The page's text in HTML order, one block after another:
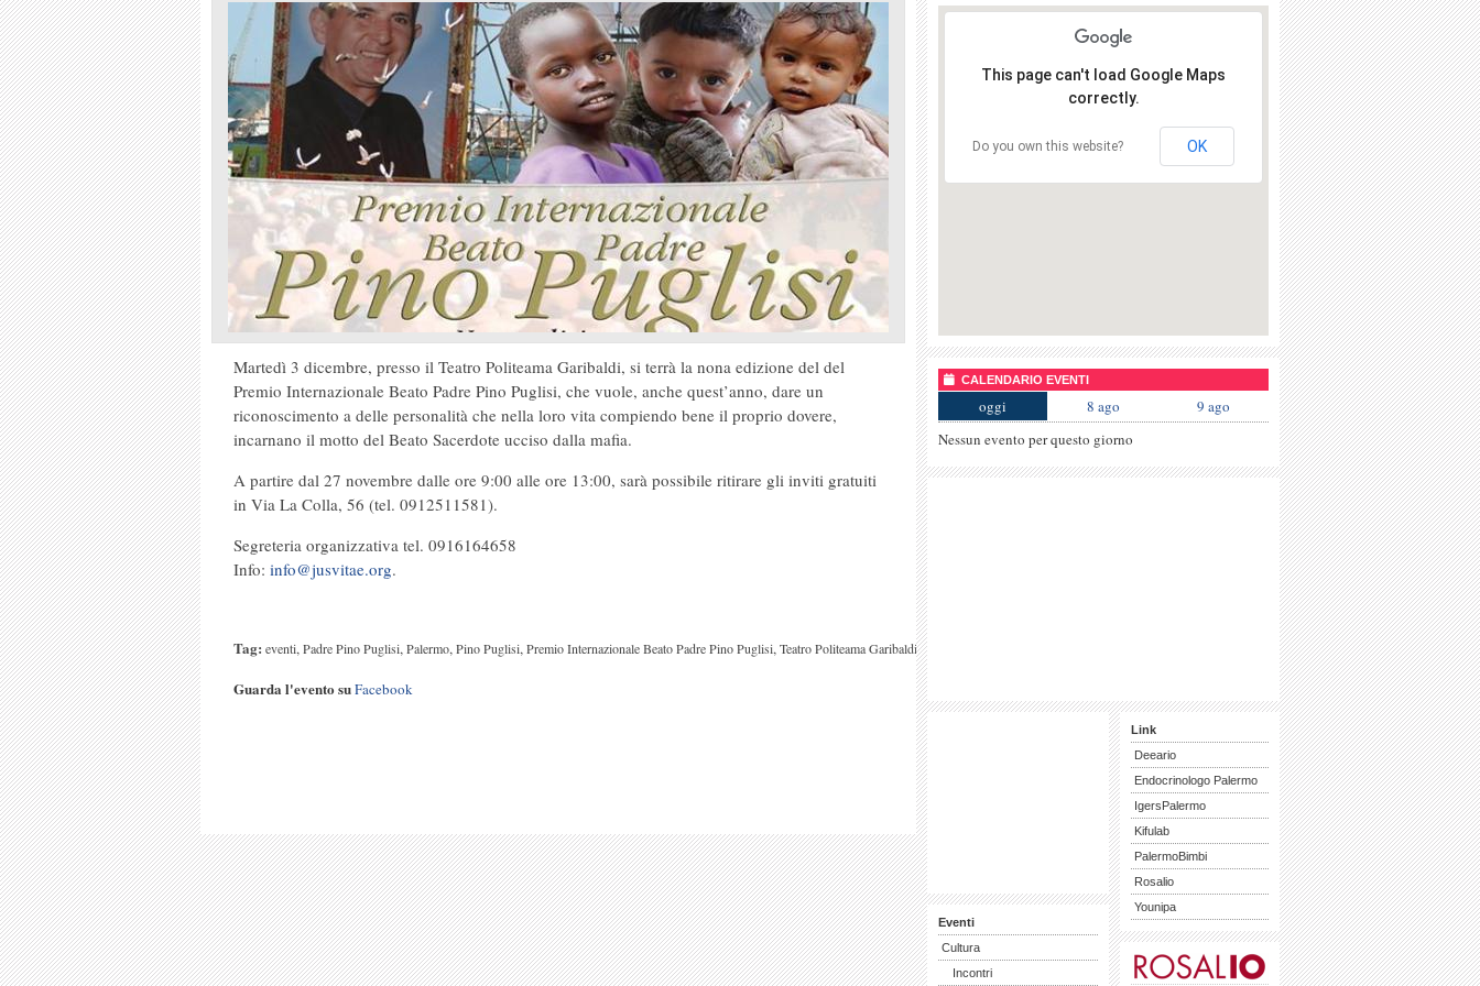
Martedì 3 dicembre, presso il Teatro Politeama Garibaldi, si terrà la nona edizione del del
Premio Internazionale Beato Padre Pino Puglisi, che vuole, anche quest’anno, dare un
riconoscimento a delle personalità che nella loro vita compiendo bene il proprio dovere,
incarnano il motto del Beato Sacerdote ucciso dalla mafia.
A partire dal 27 novembre dalle ore 9:00 alle ore 13:00, sarà possibile ritirare gli inviti gratuiti
in Via La Colla, 56 (tel. 0912511581).
Segreteria organizzativa tel. 0916164658
Info: info@jusvitae.org.
Tag: eventi,Padre Pino Puglisi,Palermo,Pino Puglisi,Premio Internazionale Beato Padre Pino Puglisi,Teatro Politeama Garibaldi
Guarda l'evento suFacebook
This page can't load Google Maps
correctly.
Do you own this website? OK
CALENDARIO EVENTI
oggi 8 ago
9 ago
Nessun evento per questo giorno
Eventi
Cultura
Incontri
Link
Deeario
Endocrinologo Palermo
IgersPalermo
Kifulab
PalermoBimbi
Rosalio
Younipa